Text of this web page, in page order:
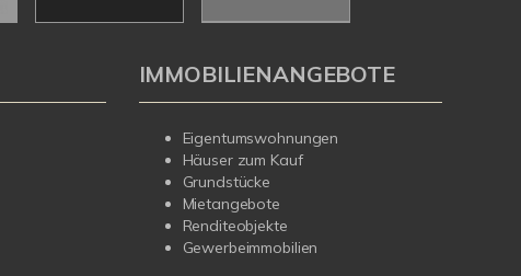
IMMOBILIENANGEBOTE
Eigentumswohnungen
Häuser zum Kauf
Grundstücke
Mietangebote
Renditeobjekte
Gewerbeimmobilien